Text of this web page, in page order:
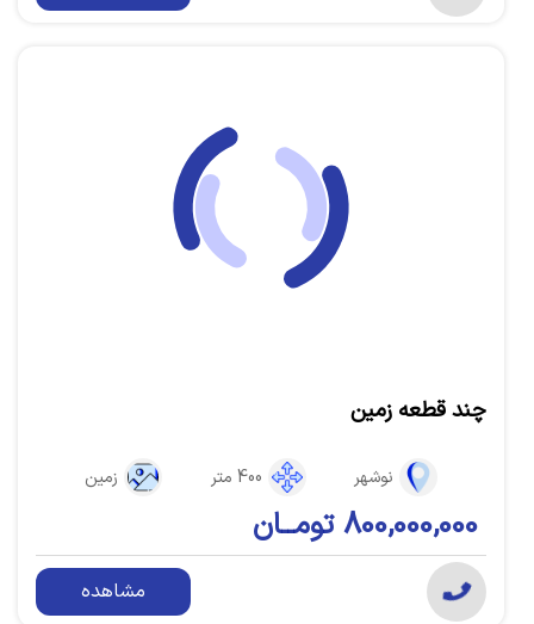
چند قطعه زمین
نوشهر 400 متر زمین
800,000,000 تومــان
مشاهده